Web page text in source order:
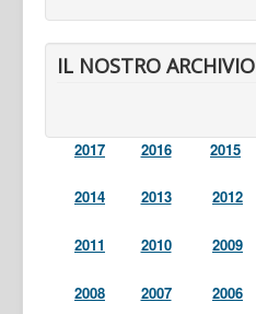
IL NOSTRO ARCHIVIO
2017 2016 2015
2014 2013 2012
2011 2010 2009
2008 2007 2006